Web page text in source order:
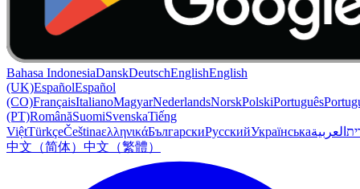
Bahasa IndonesiaDanskDeutschEnglishEnglish
(UK)EspañolEspañol
(CO)FrançaisItalianoMagyarNederlandsNorskPolskiPortuguês
(PT)RomânăSuomiSvenskaTiếng
ViệtTürkçeČeštinaελληνικάБългарскиРусскийУкраїнськаالعربية
中文（简体） 中文（繁體）